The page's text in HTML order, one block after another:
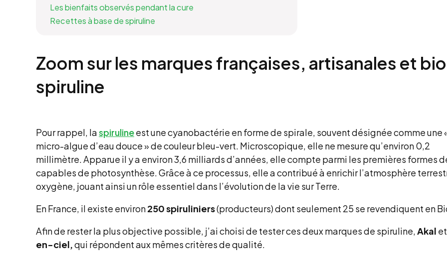
Les bienfaits observés pendant la cure
Recettes à base de spiruline
Zoom sur les marques françaises, artisanales et
spiruline
Pour rappel, laspirulineest une cyanobactérie en forme de spirale, souvent désignée comme une
micro-algue d’eau douce » de couleur bleu-vert. Microscopique, elle ne mesure qu’environ 0,2
millimètre. Apparue il y a environ 3,6 milliards d’années, elle compte parmi les premières formes
capables de photosynthèse. Grâce à ce processus, elle a contribué à enrichir l’atmosphère
oxygène, jouant ainsi un rôle essentiel dans l’évolution de la vie sur Terre.
En France, il existe environ250 spiruliniers(producteurs) dont seulement 25 se revendiquent en
Afin de rester la plus objective possible, j’ai choisi de tester ces deux marques de spiruline,Akal et
en-ciel,qui répondent aux mêmes critères de qualité.